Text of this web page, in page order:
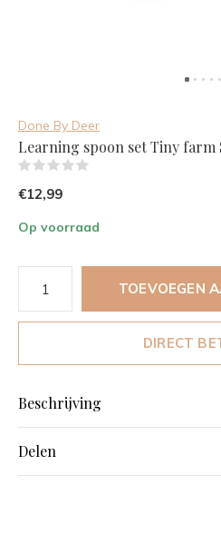
Done By Deer
Learning spoon set Tiny farm
€12,99
Op voorraad
TOEVOEGEN
DIRECT
Beschrijving
Delen